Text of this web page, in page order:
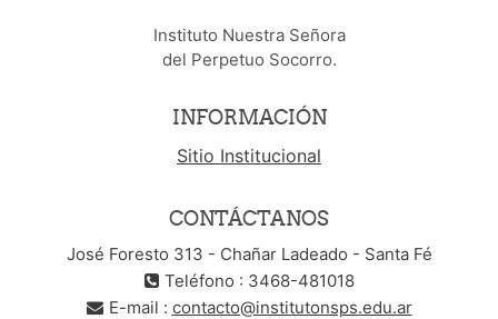
Instituto Nuestra Señora
del Perpetuo Socorro.
INFORMACIÓN
Sitio Institucional
CONTÁCTANOS
José Foresto 313 - Chañar Ladeado - Santa Fé
Teléfono : 3468-481018
E-mail : contacto@institutonsps.edu.ar